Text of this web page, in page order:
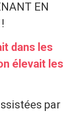
EN
dans les
élevait les
par